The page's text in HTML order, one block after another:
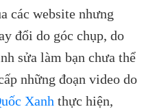
các website nhưng
đổi do góc chụp, do
sửa làm bạn chưa thể
những đoạn video do
Xanh thực hiện,